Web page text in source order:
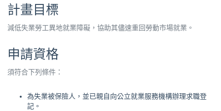
計畫目標
減低失業勞工異地就業障礙，協助其儘速重回勞動市場就業。
申請資格
須符合下列條件：
為失業被保險人，並已親自向公立就業服務機構辦理求職登
記。